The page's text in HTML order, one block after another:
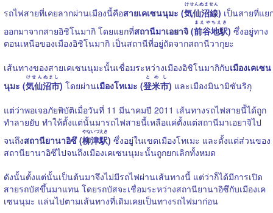
รถไฟสายที่เคยลากผ่านเมืองนี้คือสายเคเซนนุมะ (気仙沼線
けせんぬません
) เป็นสายที่แย
ออกมาจากสายอิชิโนมากิ โดยแยกที่สถานีมาเอยาจิ (前谷地駅
まえやちえき
) ซึ่งอยู่ทาง
ตอนเหนือของเมืองอิชิโนมากิ เป็นสถานีที่อยู่ถัดจากสถานีวากุยะ
เส้นทางของสายเคเซนนุมะนั้นเชื่อมระหว่างเมืองอิชิโนมากิกับเมืองเคเซน
นุมะ (気仙沼市
けせんぬまし
) โดยผ่านเมืองโทเมะ (登米市
とめし
) และเมืองมินามิซันริกุ
แต่ว่าพอเจอภัยพิบัติเมื่อวันที่ 11 มีนาคมปี 2011 เส้นทางรถไฟสายนี้ได้ถูก
ทำลายยับ ทำให้ตั้งแต่นั้นมารถไฟสายนี้เหลือแค่ตั้งแต่สถานีมาเอยาจิไป
จนถึงสถานียานาอิซึ (柳津駅
やないづえき
) ซึ่งอยู่ในเขตเมืองโทเมะ และตั้งแต่ส่วนของ
สถานียานาอิซึไปจนถึงเมืองเคเซนนุมะนั้นถูกยกเลิกทั้งหมด
ดังนั้นตั้งแต่นั้นเป็นต้นมาจึงไม่มีรถไฟผ่านเส้นทางนี้ แต่ว่าก็ได้มีการเปิด
สายรถบัสขึ้นมาแทน โดยรถบัสจะเชื่อมระหว่างสถานียานาอิซึกับเมืองเค
เซนนุมะ แล่นไปตามเส้นทางที่เดิมเคยเป็นทางรถไฟมาก่อน